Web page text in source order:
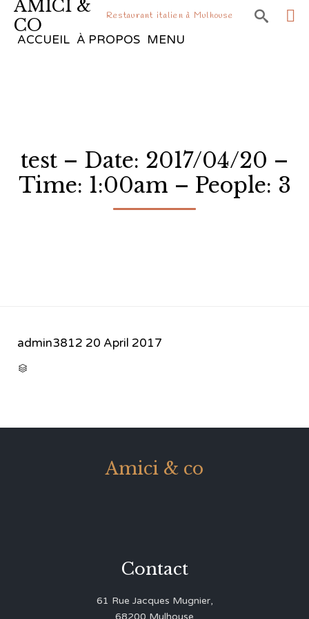
AMICI &
CO
Restaurant italien à Mulhouse 
ACCUEIL À PROPOS MENU
test – Date: 2017/04/20 –
Time: 1:00am – People: 3
admin3812 20 April 2017

Amici & co
Contact
61 Rue Jacques Mugnier,